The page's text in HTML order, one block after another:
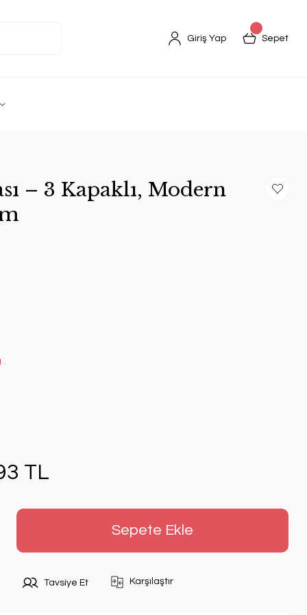
Giriş Yap Sepet
– 3 Kapaklı, Modern
TL
Sepete Ekle
Tavsiye Et Karşılaştır